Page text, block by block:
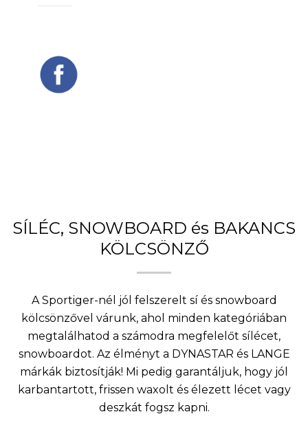
SÍLÉC, SNOWBOARD és BAKANCS
KÖLCSÖNZŐ
A Sportiger-nél jól felszerelt sí és snowboard
kölcsönzővel várunk, ahol minden kategóriában
megtalálhatod a számodra megfelelőt sílécet,
snowboardot. Az élményt a DYNASTAR és LANGE
márkák biztosítják! Mi pedig garantáljuk, hogy jól
karbantartott, frissen waxolt és élezett lécet vagy
deszkát fogsz kapni.